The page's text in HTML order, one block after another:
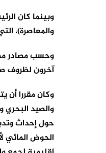
وبينما كان
والمعاصرة)،
وحسب مصادر
آخرون لظروف
والصيد البحري
حول إحداث
الحوض المائي